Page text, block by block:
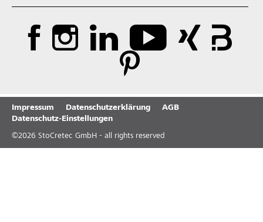
Impressum Datenschutzerklärung
AGB
Datenschutz-Einstellungen
©2026 StoCretec GmbH - all rights reserved